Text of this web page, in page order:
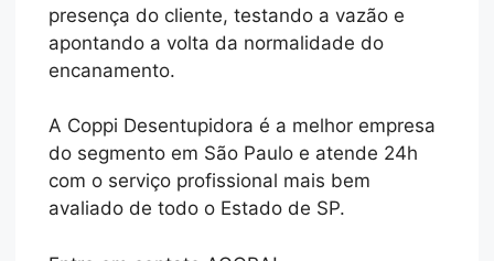
presença do cliente, testando a vazão e
apontando a volta da normalidade do
encanamento.
A Coppi Desentupidora é a melhor empresa
do segmento em São Paulo e atende 24h
com o serviço profissional mais bem
avaliado de todo o Estado de SP.